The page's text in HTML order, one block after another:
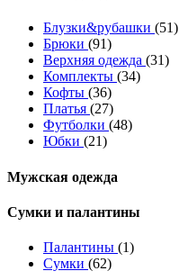
Блузки&рубашки (51)
Брюки (91)
Верхняя одежда (31)
Комплекты (34)
Кофты (36)
Платья (27)
Футболки (48)
Юбки (21)
Мужская одежда
Сумки и палантины
Палантины (1)
Сумки (62)